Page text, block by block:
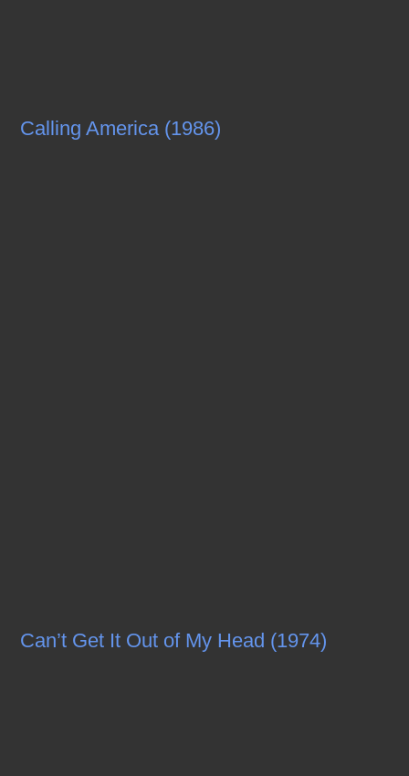
Calling America (1986)
Can’t Get It Out of My Head (1974)